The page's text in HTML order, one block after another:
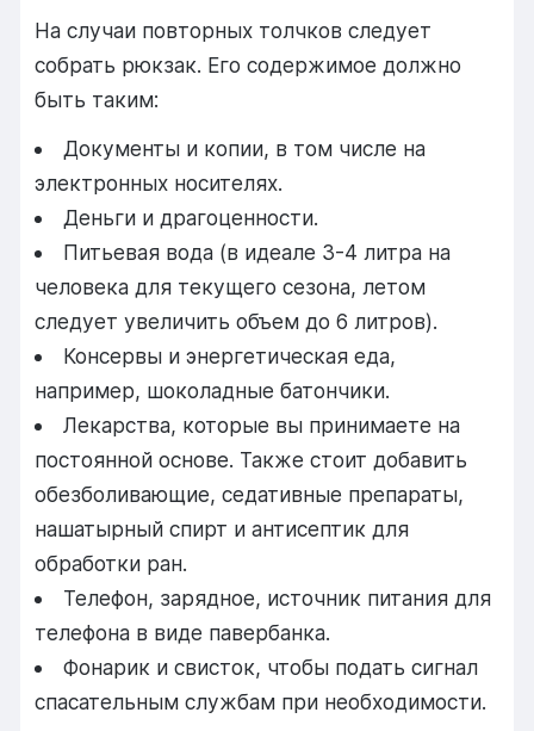
На случаи повторных толчков следует
собрать рюкзак. Его содержимое должно
быть таким:
Документы и копии, в том числе на
электронных носителях.
Деньги и драгоценности.
Питьевая вода (в идеале 3-4 литра на
человека для текущего сезона, летом
следует увеличить объем до 6 литров).
Консервы и энергетическая еда,
например, шоколадные батончики.
Лекарства, которые вы принимаете на
постоянной основе. Также стоит добавить
обезболивающие, седативные препараты,
нашатырный спирт и антисептик для
обработки ран.
Телефон, зарядное, источник питания для
телефона в виде павербанка.
Фонарик и свисток, чтобы подать сигнал
спасательным службам при необходимости.